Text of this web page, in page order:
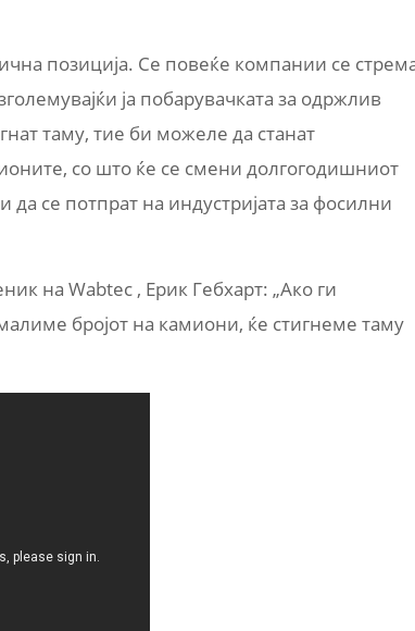
позиција. Се повеќе компании се
ја побарувачката за одржлив
таму, тие би можеле да станат
со што ќе се смени долгогодишниот
се потпрат на индустријата за фосилни
на Wabtec , Ерик Гебхарт: „Ако ги
бројот на камиони, ќе стигнеме таму